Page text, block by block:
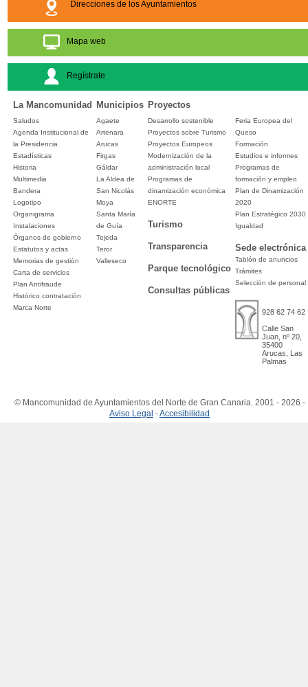
Direcciones de los Ayuntamientos
Mapa web
Regístrate
La Mancomunidad Municipios Proyectos
Saludos
Agenda Institucional de
la Presidencia
Estadísticas
Historia
Multimedia
Bandera
Logotipo
Organigrama
Instalaciones
Órganos de gobierno
Estatutos y actas
Memorias de gestión
Carta de servicios
Plan Antifraude
Histórico contratación
Marca Norte
Agaete
Artenara
Arucas
Firgas
Gáldar
La Aldea de
San Nicolás
Moya
Santa María
de Guía
Tejeda
Teror
Valleseco
Desarrollo sostenible
Proyectos sobre Turismo
Proyectos Europeos
Modernización de la
administración local
Programas de
dinamización económica
ENORTE
Turismo
Transparencia
Parque tecnológico
Consultas públicas
Feria Europea del
Queso
Formación
Estudios e informes
Programas de
formación y empleo
Plan de Dinamización
2020
Plan Estratégico 2030
Igualdad
Sede electrónica
Tablón de anuncios
Trámites
Selección de personal
928 62 74 62
Calle San
Juan, nº 20,
35400
Arucas, Las
Palmas
© Mancomunidad de Ayuntamientos del Norte de Gran Canaria. 2001 - 2026 -
Aviso Legal -Accesibilidad